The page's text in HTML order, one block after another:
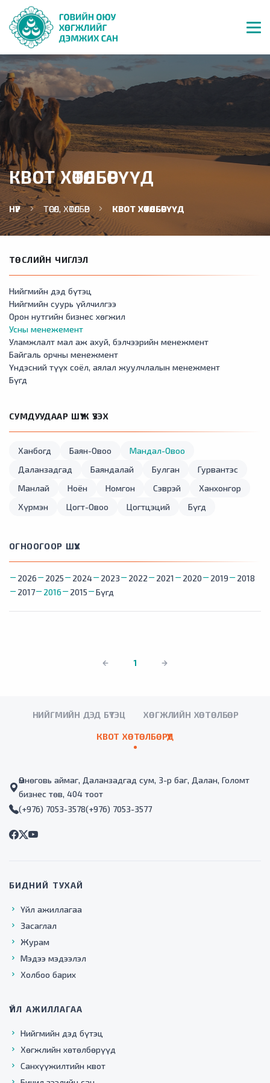
КВОТ ХӨТӨЛБӨРҮҮД
НҮҮР ТӨСӨЛ, ХӨТӨЛБӨР КВОТ ХӨТӨЛБӨРҮҮД
ТӨСЛИЙН ЧИГЛЭЛ
Нийгмийн дэд бүтэц
Нийгмийн суурь үйлчилгээ
Орон нутгийн бизнес хөгжил
Усны менежемент
Уламжлалт мал аж ахуй, бэлчээрийн менежмент
Байгаль орчны менежмент
Үндэсний түүх соёл, аялал жуулчлалын менежмент
Бүгд
СУМДУУДААР ШҮҮЖ ҮЗЭХ
Ханбогд Баян-Овоо
Мандал-Овоо
Даланзадгад
Баяндалай Булган
Гурвантэс
Манлай
Ноён Номгон Сэврэй
Ханхонгор
Хүрмэн
Цогт-Овоо Цогтцэций Бүгд
ОГНООГООР ШҮҮХ
2026 2025 2024 2023 2022 2021 2020 2019
2018
2017
2016 2015 Бүгд
1
НИЙГМИЙН ДЭД БҮТЭЦ ХӨГЖЛИЙН ХӨТӨЛБӨР
КВОТ ХӨТӨЛБӨРҮҮД
Өмнөговь аймаг, Даланзадгад сум, 3-р баг, Далан, Голомт
бизнес төв, 404 тоот
(+976) 7053-3578(+976) 7053-3577
БИДНИЙ ТУХАЙ
Үйл ажиллагаа
Засаглал
Журам
Мэдээ мэдээлэл
Холбоо барих
ҮЙЛ АЖИЛЛАГАА
Нийгмийн дэд бүтэц
Хөгжлийн хөтөлбөрүүд
Санхүүжилтийн квот